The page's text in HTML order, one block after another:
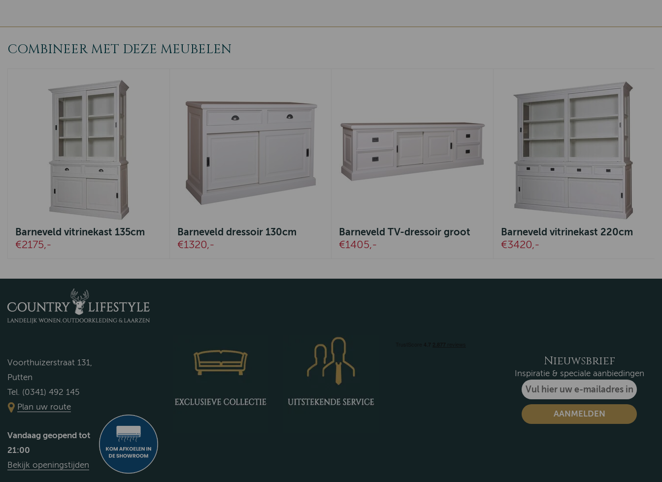
COMBINEER MET DEZE MEUBELEN
Barneveld vitrinekast 135cm
€2175,-
Barneveld dressoir 130cm
€1320,-
Barneveld TV-dressoir groot
€1405,-
Barneveld vitrinekast 220cm
€3420,-
Voorthuizerstraat 131,
Putten
Tel. (0341) 492 145
Plan uw route
Vandaag geopend tot
21:00
Bekijk openingstijden
Nieuwsbrief
Inspiratie & speciale aanbiedingen